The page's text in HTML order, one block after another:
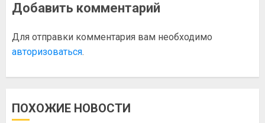
Добавить комментарий
Для отправки комментария вам необходимо
авторизоваться.
ПОХОЖИЕ НОВОСТИ